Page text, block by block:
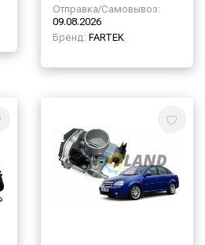
Отправка/Самовывоз:
09.08.2026
Бренд: FARTEK